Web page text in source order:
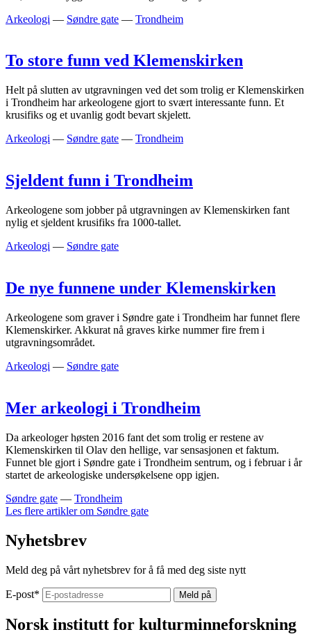
Arkeologi — Søndre gate — Trondheim
To store funn ved Klemenskirken
Helt på slutten av utgravningen ved det som trolig er Klemenskirken
i Trondheim har arkeologene gjort to svært interessante funn. Et
krusifiks og et uvanlig godt bevart skjelett.
Arkeologi — Søndre gate — Trondheim
Sjeldent funn i Trondheim
Arkeologene som jobber på utgravningen av Klemenskirken fant
nylig et sjeldent krusifiks fra 1000-tallet.
Arkeologi — Søndre gate
De nye funnene under Klemenskirken
Arkeologene som graver i Søndre gate i Trondheim har funnet flere
Klemenskirker. Akkurat nå graves kirke nummer fire frem i
utgravningsområdet.
Arkeologi — Søndre gate
Mer arkeologi i Trondheim
Da arkeologer høsten 2016 fant det som trolig er restene av
Klemenskirken til Olav den hellige, var sensasjonen et faktum.
Funnet ble gjort i Søndre gate i Trondheim sentrum, og i februar i år
startet de arkeologiske undersøkelsene opp igjen.
Søndre gate — Trondheim
Les flere artikler om Søndre gate
Nyhetsbrev
Meld deg på vårt nyhetsbrev for å få med deg siste nytt
E-post*
Norsk institutt for kulturminneforskning